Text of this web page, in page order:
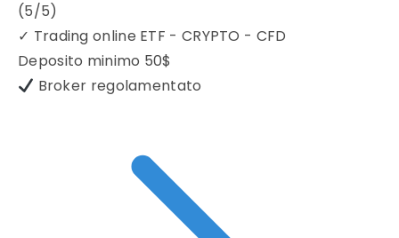
(5/5)
✓ Trading online ETF - CRYPTO - CFD
Deposito minimo 50$
Broker regolamentato